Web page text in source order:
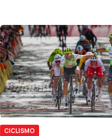
CICLISMO